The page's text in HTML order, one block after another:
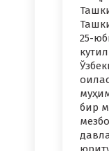
25-
бир